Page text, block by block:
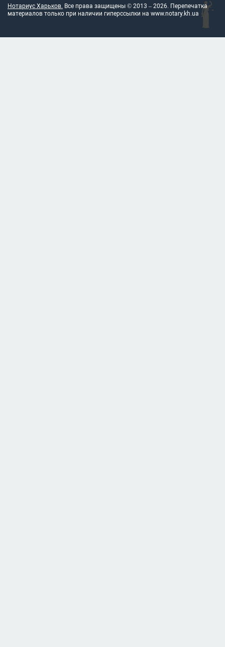
Нотариус Харьков. Все права защищены © 2013 – 2026. Перепечатка
материалов только при наличии гиперссылки на www.notary.kh.ua